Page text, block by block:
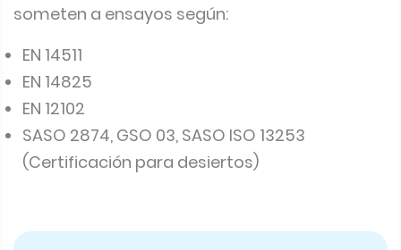
someten a ensayos según:
EN 14511
EN 14825
EN 12102
SASO 2874, GSO 03, SASO ISO 13253
(Certificación para desiertos)